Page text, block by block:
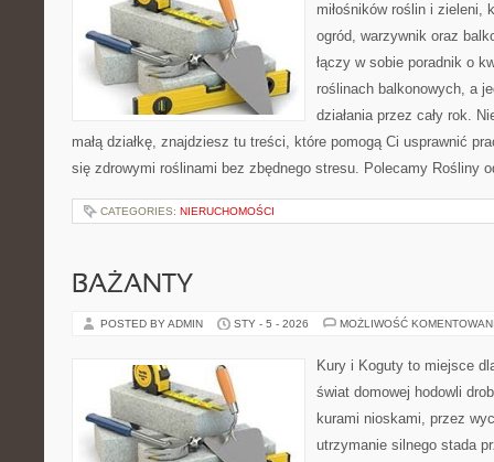
miłośników roślin i zieleni,
ogród, warzywnik oraz
łączy w sobie poradnik o
roślinach balkonowych, a
działania przez cały rok.
małą działkę, znajdziesz tu treści, które pomogą Ci usprawnić
się zdrowymi roślinami bez zbędnego stresu. Polecamy Rośliny
CATEGORIES: NIERUCHOMOŚCI
BAŻANTY
POSTED BY ADMIN STY - 5 - 2026 MOŻLIWOŚĆ
Kury i Koguty to miejsce
świat domowej hodowli
kurami nioskami, przez
utrzymanie silnego stada